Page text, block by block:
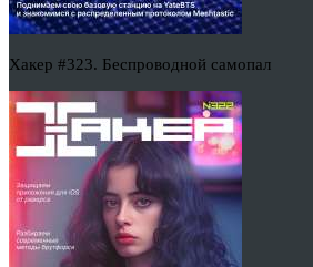
Хакер #323. Беспроводной самопал